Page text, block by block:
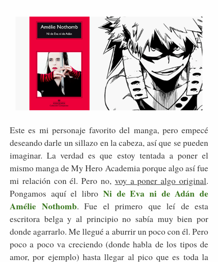
Este es mi personaje favorito del manga, pero empecé
deseando darle un sillazo en la cabeza, así que se pueden
imaginar. La verdad es que estoy tentada a poner el
mismo manga de My Hero Academia porque algo así fue
mi relación con él. Pero no, voy a poner algo original.
Pongamos aquí el libro Ni de Eva ni de Adán de
Amélie Nothomb. Fue el primero que leí de esta
escritora belga y al principio no sabía muy bien por
donde agarrarlo. Me llegué a aburrir un poco con él. Pero
poco a poco va creciendo (donde habla de los tipos de
amor, por ejemplo) hasta llegar al pico que es toda la